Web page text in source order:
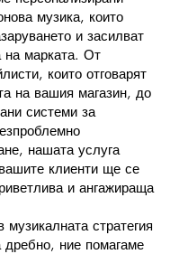
музика, които
и засилват
на марката. От
които отговарят
на вашия магазин, до
системи за
нашата услуга
клиенти ще се
и ангажираща
музикалната стратегия
дребно, ние помагаме